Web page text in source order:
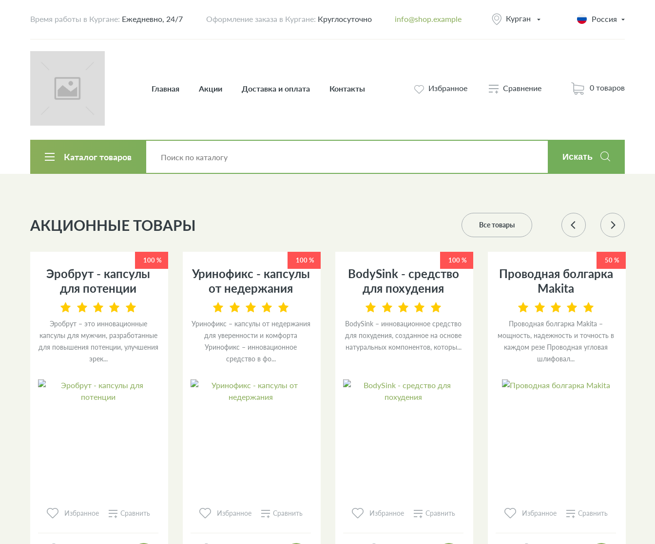
Время работы в Кургане: Ежедневно, 24/7 Оформление заказа в Кургане: Круглосуточно info@shop.example Курган Россия
Главная Акции Доставка и оплата Контакты Избранное Сравнение 0 товаров
Каталог товаров Искать
АКЦИОННЫЕ ТОВАРЫ Все товары
100 %
Эробрут - капсулы
для потенции
Эробрут – это инновационные
капсулы для мужчин, разработанные
для повышения потенции, улучшения
эрек...
Избранное Сравнить
100 %
Уринофикс - капсулы
от недержания
Уринофикс – капсулы от недержания
для уверенности и комфорта
Уринофикс – инновационное
средство в фо...
Избранное Сравнить
100 %
BodySink - средство
для похудения
BodySink – инновационное средство
для похудения, созданное на основе
натуральных компонентов, которы...
Избранное Сравнить
50 %
Проводная болгарка
Makita
Проводная болгарка Makita –
мощность, надежность и точность в
каждом резе Проводная угловая
шлифовал...
Избранное Сравнить